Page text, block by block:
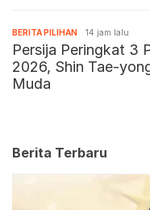
BERITA PILIHAN 14 jam lalu
Persija Peringkat 3
2026, Shin Tae-
Muda
Berita Terbaru